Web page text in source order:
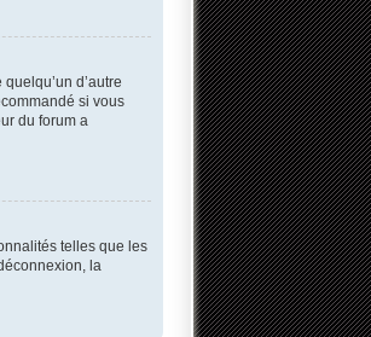
d’autre
si vous
du forum a
telles que les
la